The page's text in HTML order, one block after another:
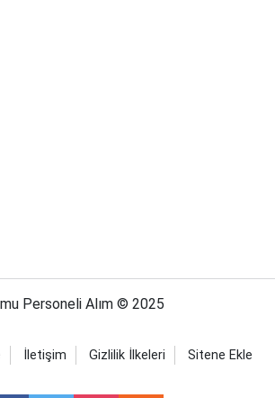
Personeli Alım © 2025
İletişim Gizlilik İlkeleri Sitene Ekle